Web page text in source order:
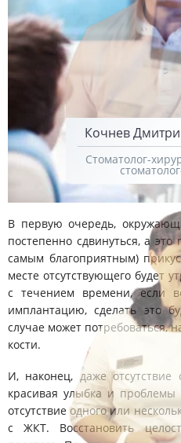
Кочнев
Стоматолог-
В первую очередь,
постепенно сдвинуться, а
самым благоприятным)
месте отсутствующего будет
с течением времени, если
имплантацию, сделать это
случае может потребоваться,
кости.
И, наконец, даже
красивая улыбка и проблемы
отсутствие одного или
с ЖКТ. Восстановить